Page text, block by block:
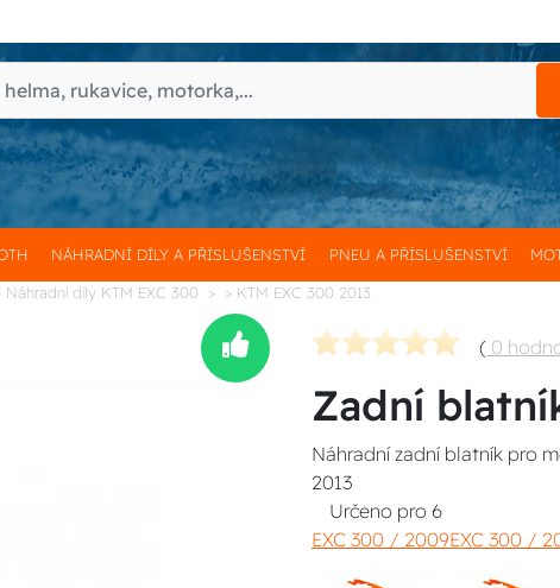
NÁHRADNÍ DÍLY A PŘÍSLUŠENSTVÍ PNEU A PŘÍSLUŠENSTVÍ
Náhradní díly KTM EXC 300 > KTM EXC 300 2013
( 0
Zadní
Náhradní zadní blatník pro
2013
Určeno pro 6
EXC 300 / 2009EXC 300 /